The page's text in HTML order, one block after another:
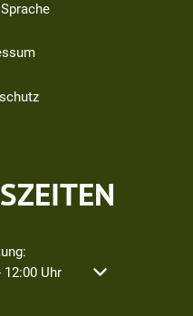
oder Schließzeiten
12:00Uhr Von 08:30 bis